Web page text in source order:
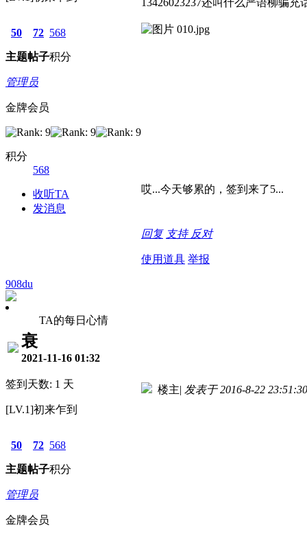
50
主题
72
帖子
568
积分
管理员
金牌会员
积分
568
收听TA
发消息
哎...今天够累的，签到来了5...
回复 支持 反对
使用道具 举报
908du
TA的每日心情
衰
2021-11-16 01:32
签到天数: 1 天
[LV.1]初来乍到
50
主题
72
帖子
568
积分
管理员
金牌会员
楼主| 发表于 2016-8-22 23:51:30